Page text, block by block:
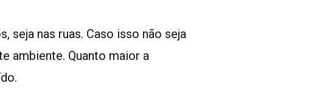
seja nas ruas. Caso isso não seja
ambiente. Quanto maior a